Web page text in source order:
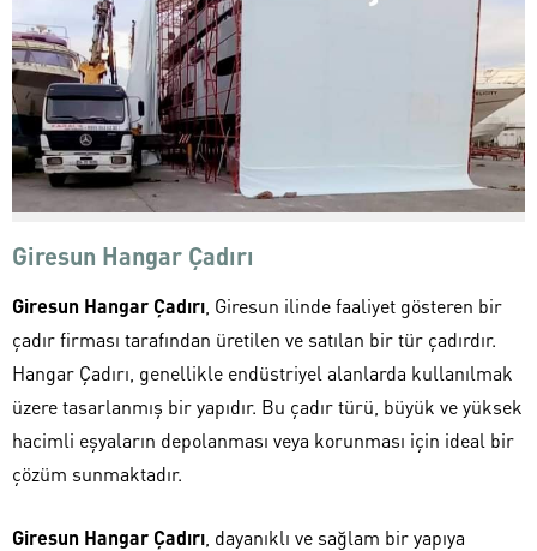
Giresun Hangar Çadırı
Giresun Hangar Çadırı , Giresun ilinde faaliyet gösteren bir
çadır firması tarafından üretilen ve satılan bir tür çadırdır.
Hangar Çadırı, genellikle endüstriyel alanlarda kullanılmak
üzere tasarlanmış bir yapıdır. Bu çadır türü, büyük ve yüksek
hacimli eşyaların depolanması veya korunması için ideal bir
çözüm sunmaktadır.
Giresun Hangar Çadırı , dayanıklı ve sağlam bir yapıya